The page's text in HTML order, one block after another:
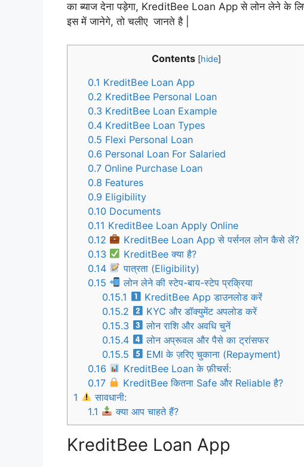
का ब्याज देना पड़ेगा, KreditBee Loan App से लोन लेने
इस में जानेगे, तो चलीए जानते है |
Contents [hide]
0.1 KreditBee Loan App
0.2 KreditBee Personal Loan
0.3 KreditBee Loan Example
0.4 KreditBee Loan Types
0.5 Flexi Personal Loan
0.6 Personal Loan For Salaried
0.7 Online Purchase Loan
0.8 Features
0.9 Eligibility
0.10 Documents
0.11 KreditBee Loan Apply Online
0.12
KreditBee Loan App से पर्सनल लोन कैसे लें?
0.13
KreditBee क्या है?
0.14
पात्रता (Eligibility)
0.15
लोन लेने की स्टेप-बाय-स्टेप प्रक्रिया
0.15.1
KreditBee App डाउनलोड करें
0.15.2
KYC और डॉक्युमेंट अपलोड करें
0.15.3
लोन राशि और अवधि चुनें
0.15.4
लोन अप्रूवल और पैसे का ट्रांसफर
0.15.5
EMI के ज़रिए चुकाना (Repayment)
0.16
KreditBee Loan के फ़ीचर्स:
0.17
KreditBee कितना Safe और Reliable है?
1
सावधानी:
1.1
क्या आप चाहते हैं?
KreditBee Loan App